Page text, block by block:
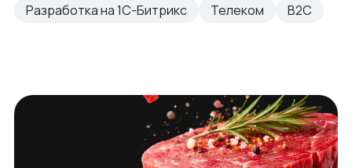
Разработка на 1С-Битрикс
Телеком B2C